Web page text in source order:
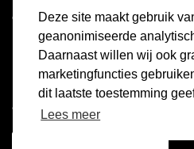
Deze site maakt gebruik
geanonimiseerde
Daarnaast willen wij ook
marketingfuncties
dit laatste toestemming
Lees meer
Colofon
Ditismbo.nl is ook te volgen
op: